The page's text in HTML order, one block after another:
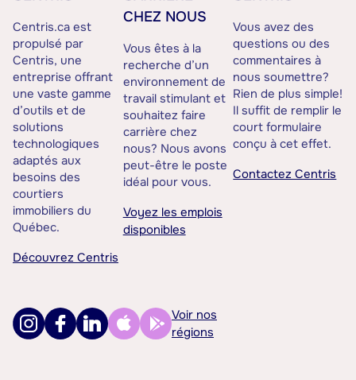
Centris.ca est
propulsé par
Centris, une
entreprise offrant
une vaste gamme
d’outils et de
solutions
technologiques
adaptés aux
besoins des
courtiers
immobiliers du
Québec.
Découvrez Centris
CHEZ NOUS
Vous êtes à la
recherche d’un
environnement de
travail stimulant et
souhaitez faire
carrière chez
nous? Nous avons
peut-être le poste
idéal pour vous.
Voyez les emplois
disponibles
Vous avez des
questions ou des
commentaires à
nous soumettre?
Rien de plus simple!
Il suffit de remplir le
court formulaire
conçu à cet effet.
Contactez Centris
Voir nos
régions